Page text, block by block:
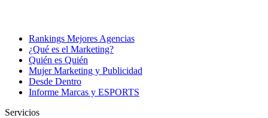
Rankings Mejores Agencias
¿Qué es el Marketing?
Quién es Quién
Mujer Marketing y Publicidad
Desde Dentro
Informe Marcas y ESPORTS
Servicios